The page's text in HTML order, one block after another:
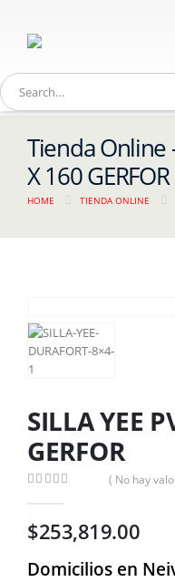
Tienda Online
X 160 GERFOR
HOME TIENDA ONLINE
SILLA YEE
GERFOR
( No hay
$253,819.00
Domicilios en